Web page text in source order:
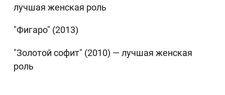
лучшая женская роль
"Фигаро" (2013)
"Золотой софит" (2010) — лучшая женская
роль